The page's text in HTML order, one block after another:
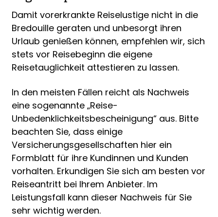
Damit vorerkrankte Reiselustige nicht in die
Bredouille geraten und unbesorgt ihren
Urlaub genießen können, empfehlen wir, sich
stets vor Reisebeginn die eigene
Reisetauglichkeit attestieren zu lassen.
In den meisten Fällen reicht als Nachweis
eine sogenannte „Reise-
Unbedenklichkeitsbescheinigung“ aus. Bitte
beachten Sie, dass einige
Versicherungsgesellschaften hier ein
Formblatt für ihre Kundinnen und Kunden
vorhalten. Erkundigen Sie sich am besten vor
Reiseantritt bei Ihrem Anbieter. Im
Leistungsfall kann dieser Nachweis für Sie
sehr wichtig werden.